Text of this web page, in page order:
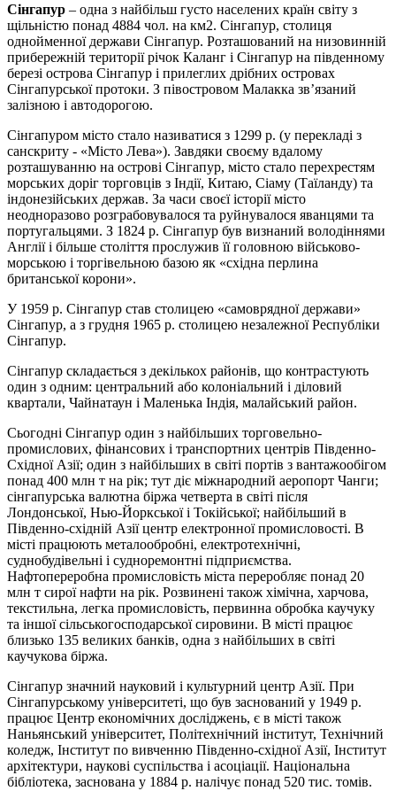
Сінгапур – одна з найбільш густо населених країн світу з
щільністю понад 4884 чол. на км2. Сінгапур, столиця
однойменної держави Сінгапур. Розташований на низовинній
прибережній території річок Каланг і Сінгапур на південному
березі острова Сінгапур і прилеглих дрібних островах
Сінгапурської протоки. З півостровом Малакка зв’язаний
залізною і автодорогою.
Сінгапуром місто стало називатися з 1299 р. (у перекладі з
санскриту - «Місто Лева»). Завдяки своєму вдалому
розташуванню на острові Сінгапур, місто стало перехрестям
морських доріг торговців з Індії, Китаю, Сіаму (Таїланду) та
індонезійських держав. За часи своєї історії місто
неодноразово розграбовувалося та руйнувалося яванцями та
португальцями. З 1824 р. Сінгапур був визнаний володіннями
Англії і більше століття прослужив її головною військово-
морською і торгівельною базою як «східна перлина
британської корони».
У 1959 р. Сінгапур став столицею «самоврядної держави»
Сінгапур, а з грудня 1965 р. столицею незалежної Республіки
Сінгапур.
Сінгапур складається з декількох районів, що контрастують
один з одним: центральний або колоніальний і діловий
квартали, Чайнатаун і Маленька Індія, малайський район.
Сьогодні Сінгапур один з найбільших торговельно-
промислових, фінансових і транспортних центрів Південно-
Східної Азії; один з найбільших в світі портів з вантажообігом
понад 400 млн т на рік; тут діє міжнародний аеропорт Чанги;
сінгапурська валютна біржа четверта в світі після
Лондонської, Нью-Йоркської і Токійської; найбільший в
Південно-східній Азії центр електронної промисловості. В
місті працюють металообробні, електротехнічні,
суднобудівельні і судноремонтні підприємства.
Нафтопереробна промисловість міста переробляє понад 20
млн т сирої нафти на рік. Розвинені також хімічна, харчова,
текстильна, легка промисловість, первинна обробка каучуку
та іншої сільськогосподарської сировини. В місті працює
близько 135 великих банків, одна з найбільших в світі
каучукова біржа.
Сінгапур значний науковий і культурний центр Азії. При
Сінгапурському університеті, що був заснований у 1949 р.
працює Центр економічних досліджень, є в місті також
Наньянський університет, Політехнічний інститут, Технічний
коледж, Інститут по вивченню Південно-східної Азії, Інститут
архітектури, наукові суспільства і асоціації. Національна
бібліотека, заснована у 1884 р. налічує понад 520 тис. томів.